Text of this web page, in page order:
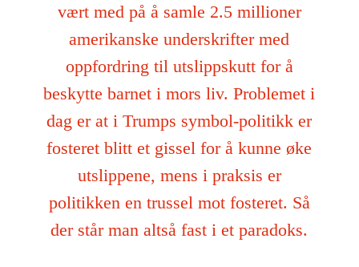
vært med på å samle 2.5 millioner
amerikanske underskrifter med
oppfordring til utslippskutt for å
beskytte barnet i mors liv. Problemet i
dag er at i Trumps symbol-politikk er
fosteret blitt et gissel for å kunne øke
utslippene, mens i praksis er
politikken en trussel mot fosteret. Så
der står man altså fast i et paradoks.